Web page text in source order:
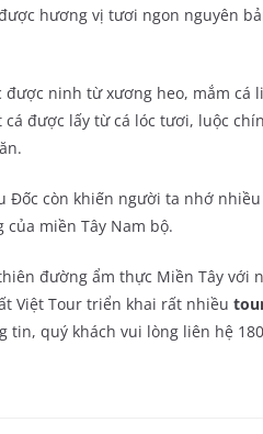
hương vị tươi ngon nguyên
được ninh từ xương heo, mắm
được lấy từ cá lóc tươi, luộc
Đốc còn khiến người ta nhớ
miền Tây Nam bộ.
đường ẩm thực Miền Tây
Việt Tour triển khai rất nhiều
tin, quý khách vui lòng liên hệ